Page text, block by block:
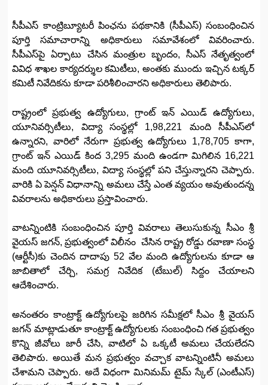
సీపీఎస్‌ కాంట్రిబ్యూటరీ పింఛను పథకానికి (సీపీఎస్‌) సంబంధించిన
పూర్తి సమాచారాన్ని అధికారులు సమావేశంలో వివరించారు.
సీపీఎస్‌పై ఏర్పాటు చేసిన మంత్రుల బృందం, సీఎస్‌ నేతృత్వంలో
వివిధ శాఖల కార్యదర్శుల కమిటీలు, అంతకు ముందు ఇచ్చిన టక్కర్‌
కమిటీ నివేదికను కూడా పరిశీలించారని అధికారులు తెలిపారు.
రాష్ట్రంలో ప్రభుత్వ ఉద్యోగులు, గ్రాంట్‌ ఇన్‌ ఎయిడ్‌ ఉద్యోగులు,
యూనివర్సిటీలు, విద్యా సంస్థల్లో 1,98,221 మంది సీపీఎస్‌లో
ఉన్నారని, వారిలో నేరుగా ప్రభుత్వ ఉద్యోగులు 1,78,705 కాగా,
గ్రాంట్‌ ఇన్‌ ఎయిడ్‌ కింద 3,295 మంది ఉండగా మిగిలిన 16,221
మంది యూనివర్సిటీలు, విద్యా సంస్థల్లో పని చేస్తున్నారని చెప్పారు.
వారికి ఏ పెన్షన్‌ విధానాన్ని అమలు చేస్తే ఎంత వ్యయం అవుతుందన్న
వివరాలను అధికారులు ప్రస్తావించారు.
వాటన్నింటికి సంబంధించిన పూర్తి వివరాలు తెలుసుకున్న సీఎం శ్రీ
వైయస్‌ జగన్, ప్రభుత్వంలో విలీనం చేసిన రాష్ట్ర రోడ్డు రవాణా సంస్థ
(ఆర్టీసీ)కు చెందిన దాదాపు 52 వేల మంది ఉద్యోగులను కూడా ఆ
జాబితాలో చేర్చి, సమగ్ర నివేదిక (టేబుల్‌) సిద్దం చేయాలని
ఆదేశించారు.
అనంతరం కాంట్రాక్ట్‌ ఉద్యోగులపై జరిగిన సమీక్షలో సీఎం శ్రీ వైయస్‌
జగన్‌ మాట్లాడుతూ కాంట్రాక్ట్‌ ఉద్యోగులకు సంబంధించి గత ప్రభుత్వం
కొన్ని జీవోలు జారీ చేసి, వాటిలో ఏ ఒక్కటీ అమలు చేయలేదని
తెలిపారు. అయితే మన ప్రభుత్వం వచ్చాక వాటన్నింటినీ అమలు
చేశామని చెప్పారు. అదే విధంగా మినిమమ్‌ టైమ్‌ స్కేల్ (ఎంటీఎస్‌)